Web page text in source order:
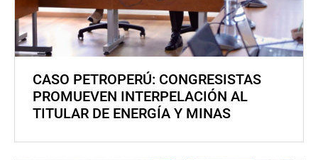
CASO PETROPERÚ: CONGRESISTAS
PROMUEVEN INTERPELACIÓN AL
TITULAR DE ENERGÍA Y MINAS